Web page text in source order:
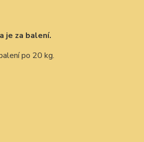
je za balení.
po 20 kg.